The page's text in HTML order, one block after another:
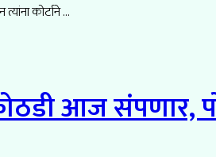
कोर्टाने ...
आज संपणार,